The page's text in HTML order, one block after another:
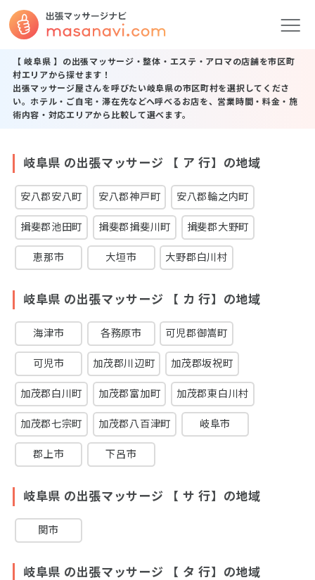
【 岐阜県 】の出張マッサージ・整体・エステ・アロマの店舗を市区町
村エリアから探せます！
出張マッサージ屋さんを呼びたい岐阜県の市区町村を選択してくださ
い。ホテル・ご自宅・滞在先などへ呼べるお店を、営業時間・料金・施
術内容・対応エリアから比較して選べます。
岐阜県 の出張マッサージ 【 ア 行】の地域
安八郡安八町 安八郡神戸町 安八郡輪之内町
揖斐郡池田町 揖斐郡揖斐川町 揖斐郡大野町
恵那市 大垣市 大野郡白川村
岐阜県 の出張マッサージ 【 カ 行】の地域
海津市 各務原市 可児郡御嵩町
可児市 加茂郡川辺町 加茂郡坂祝町
加茂郡白川町 加茂郡富加町 加茂郡東白川村
加茂郡七宗町 加茂郡八百津町 岐阜市
郡上市 下呂市
岐阜県 の出張マッサージ 【 サ 行】の地域
関市
岐阜県 の出張マッサージ 【 タ 行】の地域